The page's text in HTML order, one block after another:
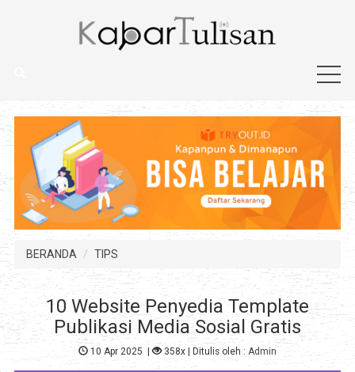
BERANDA TIPS
10 Website Penyedia Template
Publikasi Media Sosial Gratis
10 Apr 2025 | 358x| Ditulis oleh : Admin